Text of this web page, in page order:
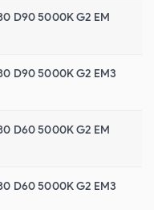
D90 5000K G2 EM
D90 5000K G2 EM3
D60 5000K G2 EM
D60 5000K G2 EM3